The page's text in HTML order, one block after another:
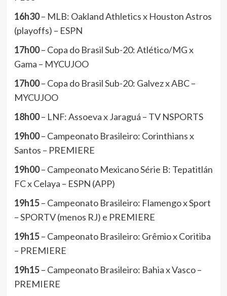
16h30– MLB: Oakland Athletics x Houston Astros
(playoffs) – ESPN
17h00– Copa do Brasil Sub-20: Atlético/MG x
Gama – MYCUJOO
17h00– Copa do Brasil Sub-20: Galvez x ABC –
MYCUJOO
18h00– LNF: Assoeva x Jaraguá – TV NSPORTS
19h00– Campeonato Brasileiro: Corinthians x
Santos – PREMIERE
19h00– Campeonato Mexicano Série B: Tepatitlán
FC x Celaya – ESPN (APP)
19h15– Campeonato Brasileiro: Flamengo x Sport
– SPORTV (menos RJ) e PREMIERE
19h15– Campeonato Brasileiro: Grêmio x Coritiba
– PREMIERE
19h15– Campeonato Brasileiro: Bahia x Vasco –
PREMIERE